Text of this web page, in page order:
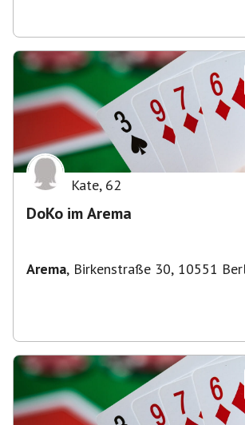
Kate, 62
DoKo im Arema
Arema, Birkenstraße 30, 10551